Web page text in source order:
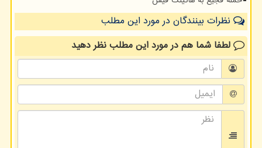
نظرات بینندگان در مورد این مطلب
لطفا شما همدر مورد این مطلبنظر دهید